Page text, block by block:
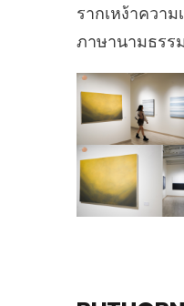
รากเหง้าความ
ภาษานามธรร